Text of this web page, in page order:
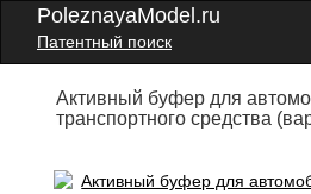
PoleznayaModel.ru
Патентный поиск
Активный буфер для
транспортного средства